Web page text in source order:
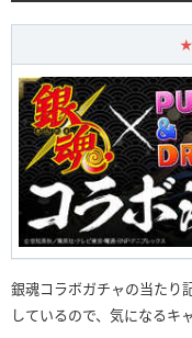
★
銀魂コラボガチャの当たり
しているので、気になるキ